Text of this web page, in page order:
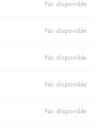
No disponible
No disponible
No disponible
No disponible
No disponible